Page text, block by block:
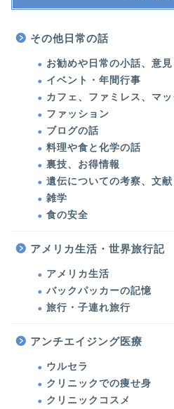
その他日常の話
お勧めや日常の小話、意見
イベント・年間行事
カフェ、ファミレス、マ
ファッション
ブログの話
料理や食と化学の話
裏技、お得情報
遺伝についての考察、文献
雑学
食の安全
アメリカ生活・世界旅行記
アメリカ生活
バックパッカーの記憶
旅行・子連れ旅行
アンチエイジング医療
ウルセラ
クリニックでの痩せ身
クリニックコスメ